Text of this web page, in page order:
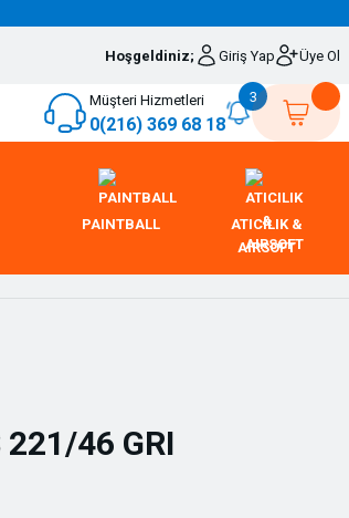
Hoşgeldiniz; Giriş Yap Üye Ol
Müşteri Hizmetleri
0(216) 369 68 18
3
PAINTBALL
ATICILIK &
AIRSOFT
221/46 GRI